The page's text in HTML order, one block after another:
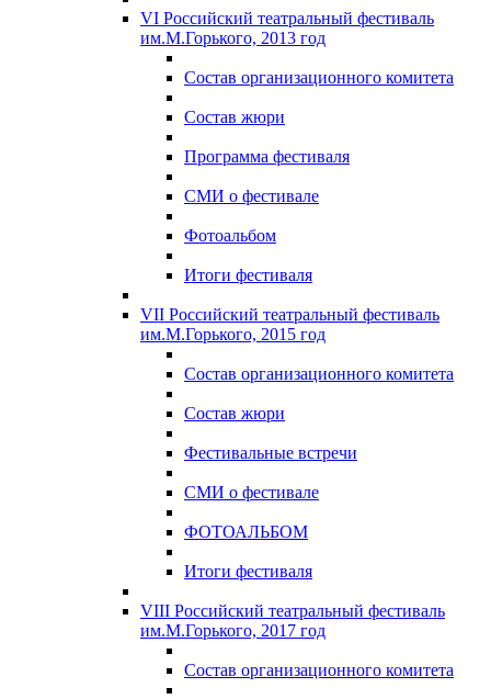
VI Российский театральный фестиваль
им.М.Горького, 2013 год
Состав организационного комитета
Состав жюри
Программа фестиваля
СМИ о фестивале
Фотоальбом
Итоги фестиваля
VII Российский театральный фестиваль
им.М.Горького, 2015 год
Состав организационного комитета
Состав жюри
Фестивальные встречи
СМИ о фестивале
ФОТОАЛЬБОМ
Итоги фестиваля
VIII Российский театральный фестиваль
им.М.Горького, 2017 год
Состав организационного комитета